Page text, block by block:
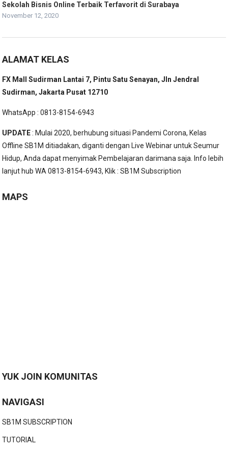
Sekolah Bisnis Online Terbaik Terfavorit di Surabaya
November 12, 2020
ALAMAT KELAS
FX Mall Sudirman Lantai 7, Pintu Satu Senayan, Jln Jendral
Sudirman, Jakarta Pusat 12710
WhatsApp : 0813-8154-6943
UPDATE: Mulai 2020, berhubung situasi Pandemi Corona, Kelas
Offline SB1M ditiadakan, diganti dengan Live Webinar untuk Seumur
Hidup, Anda dapat menyimak Pembelajaran darimana saja. Info lebih
lanjut hub WA 0813-8154-6943, Klik :SB1M Subscription
MAPS
YUK JOIN KOMUNITAS
NAVIGASI
SB1M SUBSCRIPTION
TUTORIAL